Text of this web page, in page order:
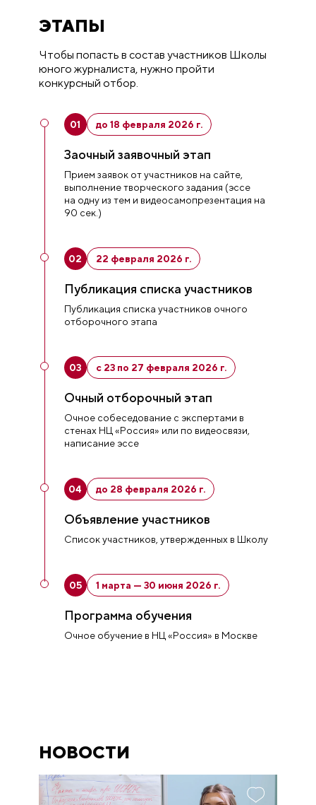
ЭТАПЫ
Чтобы попасть в состав участников Школы
юного журналиста, нужно пройти
конкурсный отбор.
01 до 18 февраля 2026 г.
Заочный заявочный этап
Прием заявок от участников на сайте,
выполнение творческого задания (эссе
на одну из тем и видеосамопрезентация на
90 сек.)
02 22 февраля 2026 г.
Публикация списка участников
Публикация списка участников очного
отборочного этапа
03 с 23 по 27 февраля 2026 г.
Очный отборочный этап
Очное собеседование с экспертами в
стенах НЦ «Россия» или по видеосвязи,
написание эссе
05 1 марта — 30 июня 2026 г.
Программа обучения
Очное обучение в НЦ «Россия» в Москве
04 до 28 февраля 2026 г.
Объявление участников
Список участников, утвержденных в Школу
НОВОСТИ